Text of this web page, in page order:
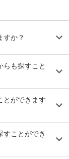
すか？
らも探すこと
とができます
すことができ